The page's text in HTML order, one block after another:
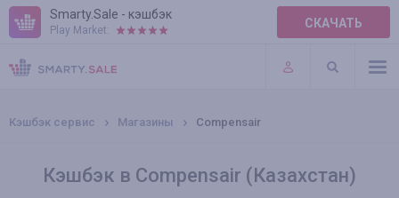
Smarty.Sale - кэшбэк
Play Market: СКАЧАТЬ
ПРАВИЛА
ПЛАГИНЫ
Кэшбэк сервис Магазины Compensair
Кэшбэк в Compensair (Казахстан)